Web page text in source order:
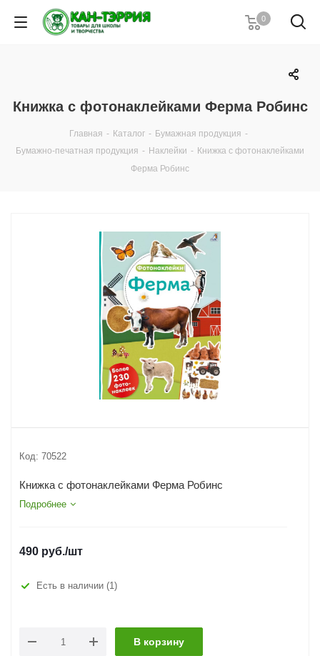
0
Книжка с фотонаклейками Ферма Робинс
Главная - Каталог - Бумажная продукция -
Бумажно-печатная продукция - Наклейки - Книжка с фотонаклейками
Ферма Робинс
Код: 70522
Книжка с фотонаклейками Ферма Робинс
Подробнее
490 руб./шт
Есть в наличии (1)
В корзину